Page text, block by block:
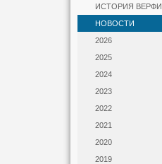
ИСТОРИЯ ВЕРФИ
НОВОСТИ
2026
2025
2024
2023
2022
2021
2020
2019